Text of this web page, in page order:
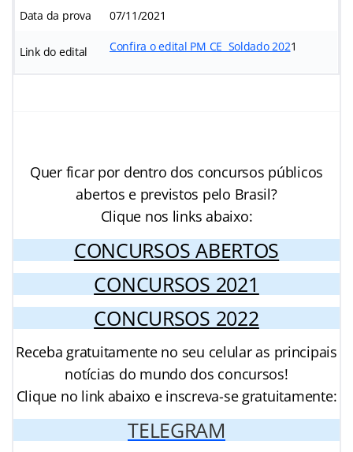
Data da prova 07/11/2021
Link do edital Confira o edital PM CE Soldado 2021
Quer ficar por dentro dos concursos públicos
abertos e previstos pelo Brasil?
Clique nos links abaixo:
CONCURSOS ABERTOS
CONCURSOS 2021
CONCURSOS 2022
Receba gratuitamente no seu celular as principais
notícias do mundo dos concursos!
Clique no link abaixo e inscreva-se gratuitamente:
TELEGRAM